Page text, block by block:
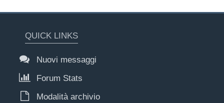
QUICK LINKS
Nuovi messaggi
Forum Stats
Modalità archivio